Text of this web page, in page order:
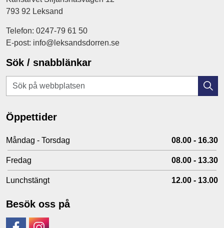
793 92 Leksand
Telefon: 0247-79 61 50
E-post: info@leksandsdorren.se
Sök / snabblänkar
Öppettider
Måndag - Torsdag 08.00 - 16.30
Fredag 08.00 - 13.30
Lunchstängt 12.00 - 13.00
Besök oss på